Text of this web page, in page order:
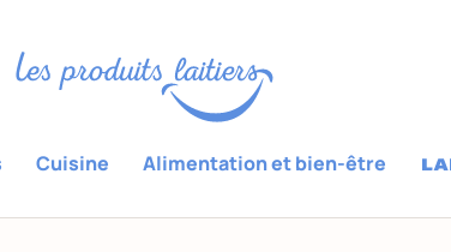
Cuisine Alimentation et bien-être